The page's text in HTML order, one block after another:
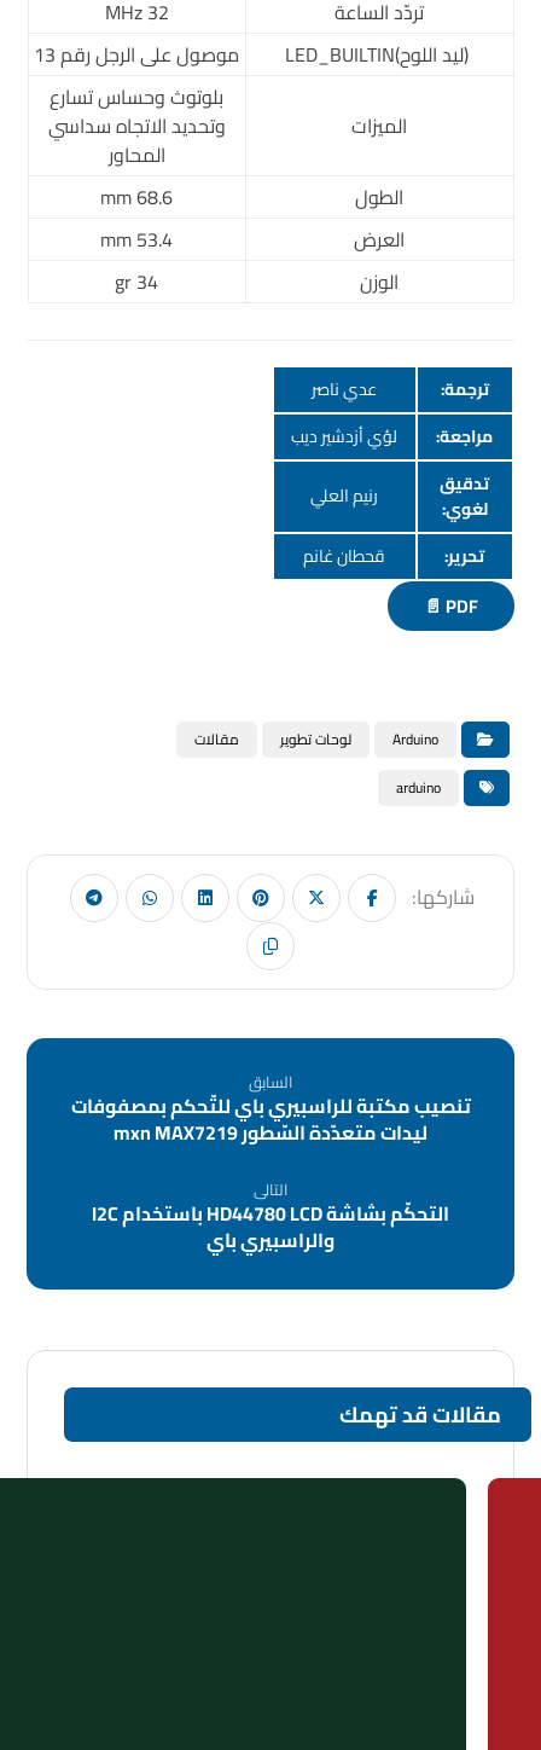
تردّد الساعة
32 MHz
(ليد اللوح)LED_BUILTIN
موصول على الرجل رقم 13
الميزات
بلوتوث وحساس تسارع
وتحديد الاتجاه سداسي
المحاور
الطول
68.6 mm
العرض
53.4 mm
الوزن
34 gr
ترجمة:
عدي ناصر
مراجعة:
لؤي أزدشير ديب
تدقيق
لغوي:
رنيم العلي
تحرير:
قحطان غانم
PDF 📄
Arduino لوحات تطوير
مقالات
arduino
السابق
تنصيب مكتبة للراسبيري باي للتّحكم بمصفوفات
ليدات متعدّدة السّطور mxn MAX7219
التالى
التحكّم بشاشة HD44780 LCD باستخدام I2C
والراسبيري باي
مقالات قد تهمك